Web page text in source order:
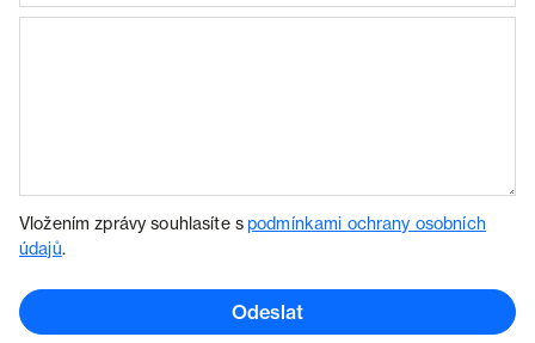
Vložením zprávy souhlasíte spodmínkami ochrany osobních
údajů.
Odeslat